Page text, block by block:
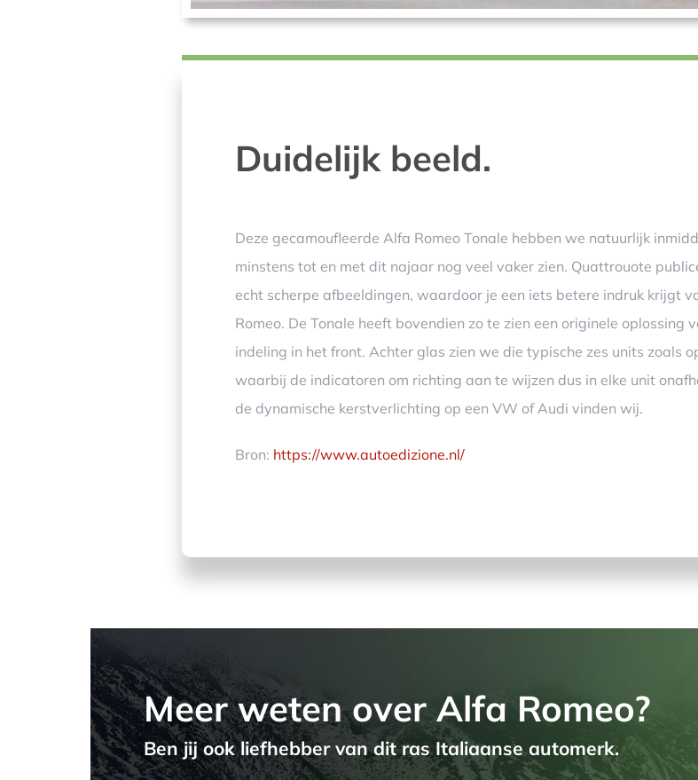
Duidelijk beeld.
Deze gecamoufleerde Alfa Romeo Tonale hebben we natuurlijk
minstens tot en met dit najaar nog veel vaker zien. Quattrouote
echt scherpe afbeeldingen, waardoor je een iets betere indruk krijgt
Romeo. De Tonale heeft bovendien zo te zien een originele oplossing
indeling in het front. Achter glas zien we die typische zes units zoals
waarbij de indicatoren om richting aan te wijzen dus in elke unit
de dynamische kerstverlichting op een VW of Audi vinden wij.
Bron: https://www.autoedizione.nl/
Meer weten over Alfa Romeo?
Ben jij ook liefhebber van dit ras Italiaanse automerk.